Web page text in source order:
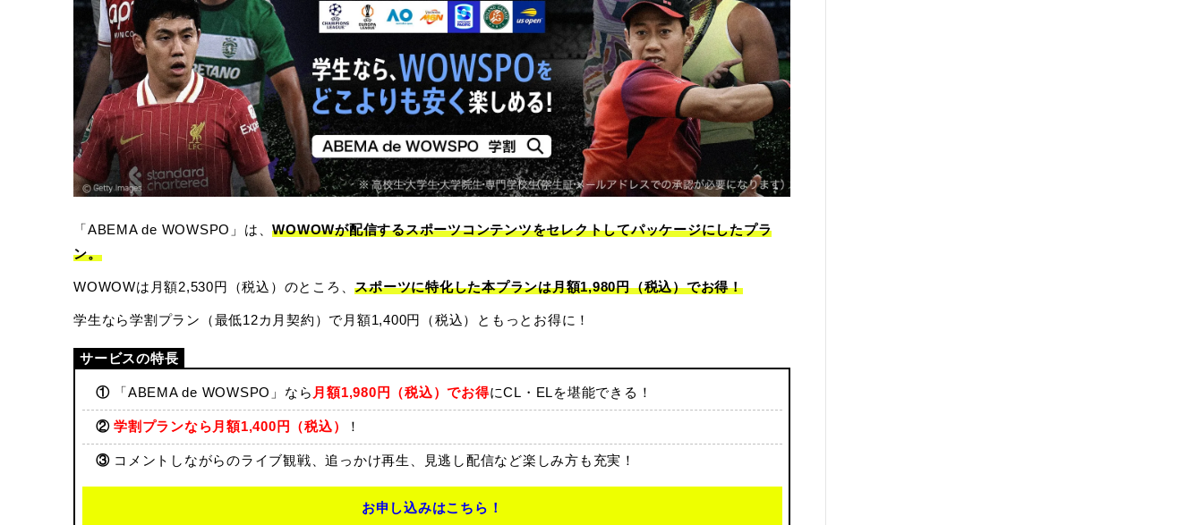
「ABEMA de WOWSPO」は、WOWOWが配信するスポーツコンテンツをセレクトしてパッケージにしたプラ
ン。
WOWOWは月額2,530円（税込）のところ、スポーツに特化した本プランは月額1,980円（税込）でお得！
学生なら学割プラン（最低12カ月契約）で月額1,400円（税込）ともっとお得に！
①「ABEMA de WOWSPO」なら 月額1,980円（税込）でお得にCL・ELを堪能できる！
② 学割プランなら月額1,400円（税込） ！
③コメントしながらのライブ観戦、追っかけ再生、見逃し配信など楽しみ方も充実！
お申し込みはこちら！